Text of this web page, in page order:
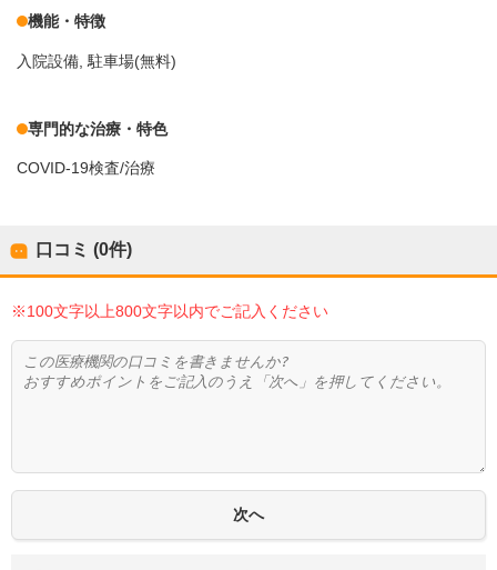
機能・特徴
入院設備 駐車場(無料)
専門的な治療・特色
COVID-19検査/治療
口コミ (0件)
※100文字以上800文字以内でご記入ください